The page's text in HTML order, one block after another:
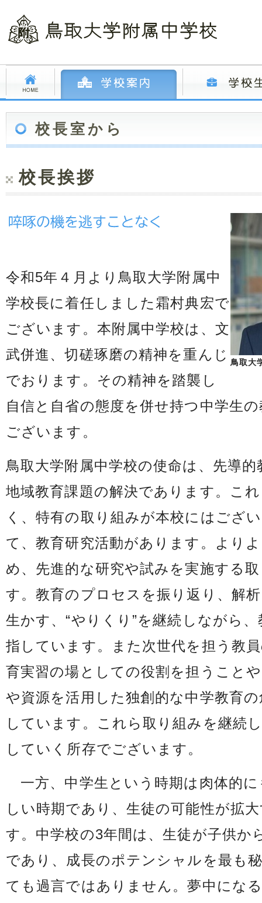
校長室から
校長挨拶
鳥取大
令和5年４月より鳥取大学附属中
学校長に着任しました霜村典宏で
ございます。本附属中学校は、文
武併進、切磋琢磨の精神を重んじ
でおります。その精神を踏襲し
自信と自省の態度を併せ持つ中学生
ございます。
鳥取大学附属中学校の使命は、先導
地域教育課題の解決であります。こ
く、特有の取り組みが本校にはござ
て、教育研究活動があります。より
め、先進的な研究や試みを実施する
す。教育のプロセスを振り返り、解
生かす、“やりくり”を継続しながら
指しています。また次世代を担う教
育実習の場としての役割を担うこと
や資源を活用した独創的な中学教育
しています。これら取り組みを継続
していく所存でございます。
一方、中学生という時期は肉体的
しい時期であり、生徒の可能性が拡
す。中学校の3年間は、生徒が子供か
であり、成長のポテンシャルを最も
ても過言ではありません。夢中にな